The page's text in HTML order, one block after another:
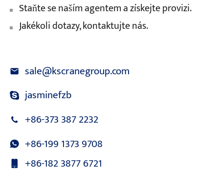
Staňte se naším agentem a získejte provizi.
Jakékoli dotazy, kontaktujte nás.
sale@kscranegroup.com
jasminefzb
+86-373 387 2232
+86-199 1373 9708
+86-182 3877 6721